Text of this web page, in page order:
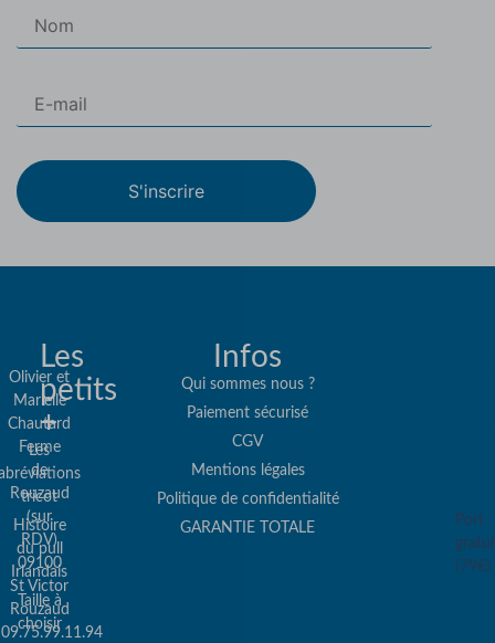
S'inscrire
Olivier et
Marielle
Chautard
Ferme
de
Rouzaud
(sur
RDV)
09100
St Victor
Rouzaud
09.75.99.11.94
Les
petits
+
Les
tricot
Histoire
du pull
Irlandais
Taille à
choisir
Infos
Qui sommes nous ?
Paiement sécurisé
CGV
Mentions légales
Politique de confidentialité
GARANTIE TOTALE
Port
(79€)